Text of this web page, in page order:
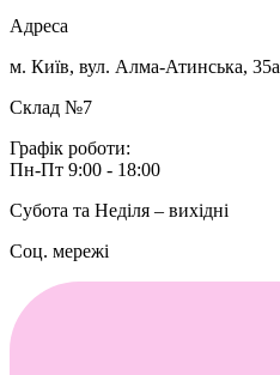
Адреса
м. Київ, вул. Алма-Атинська, 35а
Склад №7
Графік роботи:
Пн-Пт 9:00 - 18:00
Субота та Неділя – вихідні
Соц. мережі